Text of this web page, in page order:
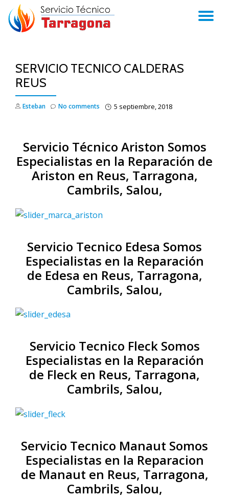
Skip
SERVICIO TECNICO CALDERAS
REUS
Esteban 5 septiembre, 2018
No comments
Servicio Técnico Ariston Somos
Especialistas en la Reparación de
Ariston en Reus, Tarragona,
Cambrils, Salou,
Servicio Tecnico Edesa Somos
Especialistas en la Reparación
de Edesa en Reus, Tarragona,
Cambrils, Salou,
Servicio Tecnico Fleck Somos
Especialistas en la Reparación
de Fleck en Reus, Tarragona,
Cambrils, Salou,
Servicio Tecnico Manaut Somos
Especialistas en la Reparacion
de Manaut en Reus, Tarragona,
Cambrils, Salou,